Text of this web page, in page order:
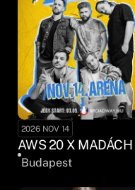
2026 NOV 14
AWS 20 X MADÁCH
Budapest